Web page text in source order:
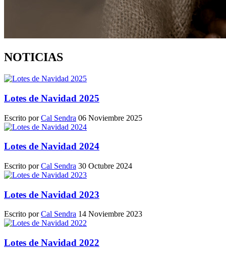
NOTICIAS
Lotes de Navidad 2025
Escrito porCal Sendra 06 Noviembre 2025
Lotes de Navidad 2024
Escrito porCal Sendra 30 Octubre 2024
Lotes de Navidad 2023
Escrito porCal Sendra 14 Noviembre 2023
Lotes de Navidad 2022